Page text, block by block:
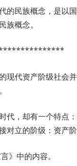
的民族概念，是以
族概念。
现代资产阶级社会
代，却有一个特点
立的阶级：资产阶
》中的内容。